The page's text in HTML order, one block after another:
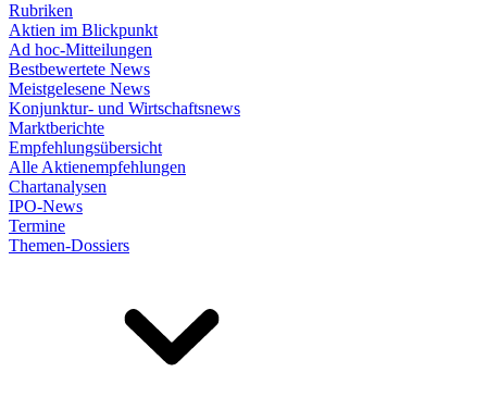
Rubriken
Aktien im Blickpunkt
Ad hoc-Mitteilungen
Bestbewertete News
Meistgelesene News
Konjunktur- und Wirtschaftsnews
Marktberichte
Empfehlungsübersicht
Alle Aktienempfehlungen
Chartanalysen
IPO-News
Termine
Themen-Dossiers